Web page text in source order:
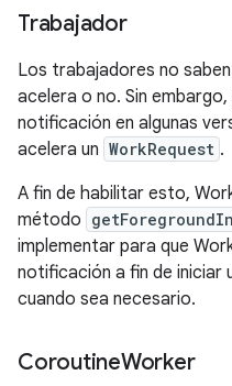
Trabajador
Los trabajadores no
acelera o no. Sin
notificación en algunas
acelera un WorkRequest .
A fin de habilitar esto,
método
implementar para que
notificación a fin de iniciar
cuando sea necesario.
CoroutineWorker